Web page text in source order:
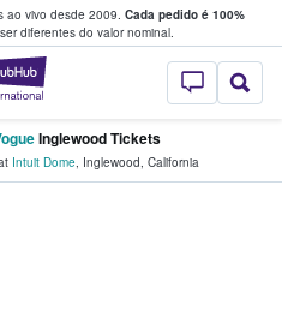
ao vivo desde 2009. Cada pedido é 100%
diferentes do valor nominal.
StubHub – onde
bilhetes
Inglewood Tickets
Intuit Dome, Inglewood, California